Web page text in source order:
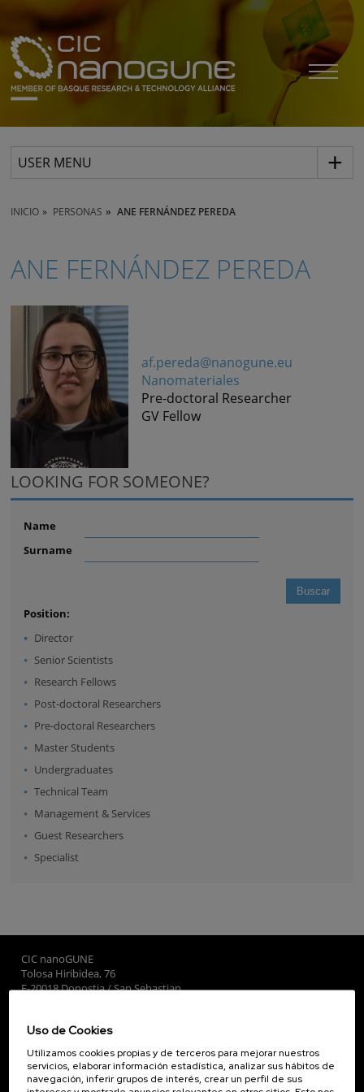
USER MENU
INICIO PERSONAS ANE FERNÁNDEZ PEREDA
ANE FERNÁNDEZ PEREDA
af.pereda@nanogune.eu
Nanomateriales
Pre-doctoral Researcher
GV Fellow
LOOKING FOR SOMEONE?
Name
Surname
Position:
Director
Senior Scientists
Research Fellows
Post-doctoral Researchers
Pre-doctoral Researchers
Master Students
Undergraduates
Technical Team
Management & Services
Guest Researchers
Specialist
CIC nanoGUNE
Tolosa Hiribidea, 76
E-20018 Donostia / San Sebastian
Subscribe to our Newsletter
nanoGUNE
Uso de Cookies
Utilizamos cookies propias y de terceros para mejorar nuestros
servicios, elaborar información estadística, analizar sus hábitos de
navegación, inferir grupos de interés, crear un perfil de sus